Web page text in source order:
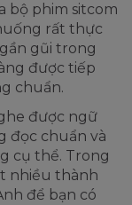
bộ phim sitcom
rất thực
gũi trong
được tiếp
chuẩn.
được ngữ
đọc chuẩn và
cụ thể. Trong
nhiều thành
để bạn có